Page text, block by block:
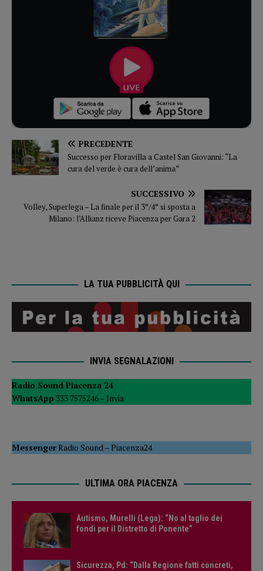
PRECEDENTE
Successo per Floravilla a Castel San Giovanni: “La
cura del verde è cura dell’anima”
SUCCESSIVO
Volley, Superlega – La finale per il 3°/4° si sposta a
Milano: l’Allianz riceve Piacenza per Gara 2
LA TUA PUBBLICITÀ QUI
INVIA SEGNALAZIONI
Radio Sound Piacenza 24
WhatsApp 333 7575246 – Invia
MessengerRadio Sound –Piacenza24
ULTIMA ORA PIACENZA
Autismo, Murelli (Lega): “No al taglio dei
fondi per il Distretto di Ponente”
Sicurezza, Pd: “Dalla Regione fatti concreti,